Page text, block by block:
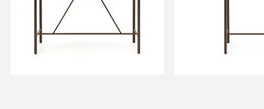
коричневой стали Ø 140 x 70